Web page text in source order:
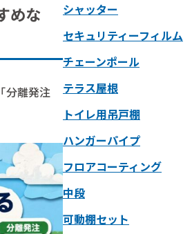
めな
分離発注
シャッター
セキュリティーフィルム
チェーンポール
テラス屋根
トイレ用吊戸棚
ハンガーパイプ
フロアコーティング
中段
可動棚セット